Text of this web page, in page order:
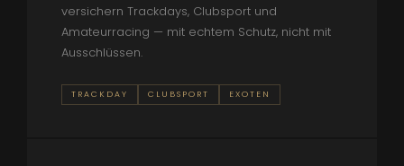
versichern Trackdays, Clubsport und
Amateurracing — mit echtem Schutz, nicht mit
Ausschlüssen.
TRACKDAY CLUBSPORT EXOTEN